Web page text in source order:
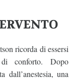
ricorda di essersi
di conforto. Dopo
dall’anestesia, una